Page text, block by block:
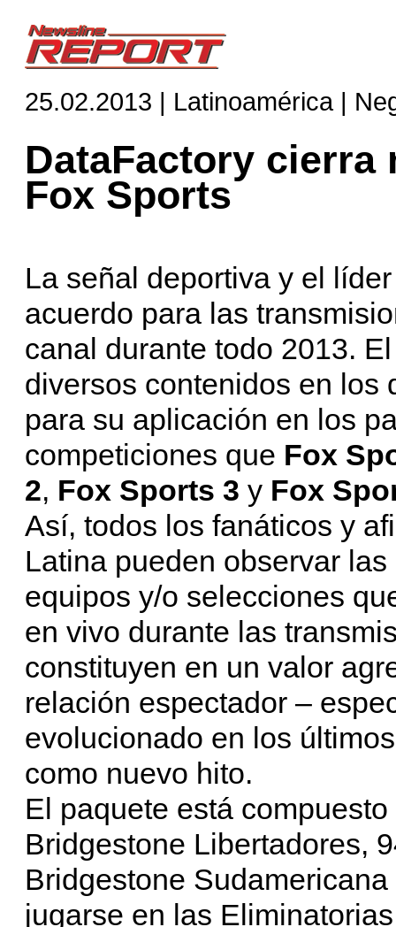
25.02.2013 | Latinoamérica |
DataFactory cierra
Fox Sports
La señal deportiva y el
acuerdo para las
canal durante todo 2013.
diversos contenidos en los
para su aplicación en los
competiciones que Fox
2, Fox Sports 3 y Fox
Así, todos los fanáticos y
Latina pueden observar
equipos y/o selecciones
en vivo durante las
constituyen en un valor
relación espectador –
evolucionado en los
como nuevo hito.
El paquete está
Bridgestone Libertadores,
Bridgestone
jugarse en las